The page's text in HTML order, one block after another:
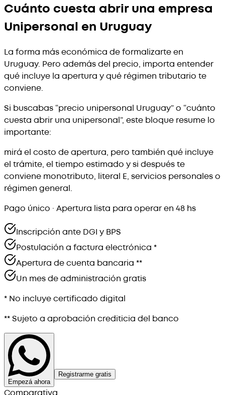
Cuánto cuesta abrir una empresa
Unipersonal en Uruguay
La forma más económica de formalizarte en
Uruguay. Pero además del precio, importa entender
qué incluye la apertura y qué régimen tributario te
conviene.
Si buscabas “precio unipersonal Uruguay” o “cuánto
cuesta abrir una unipersonal”, este bloque resume lo
importante:
mirá el costo de apertura, pero también qué incluye
el trámite, el tiempo estimado y si después te
conviene monotributo, literal E, servicios personales o
régimen general.
Pago único · Apertura lista para operar en 48 hs
Inscripción ante DGI y BPS
Postulación a factura electrónica *
Apertura de cuenta bancaria **
Un mes de administración gratis
* No incluye certificado digital
** Sujeto a aprobación crediticia del banco
Empezá ahora
Registrarme gratis